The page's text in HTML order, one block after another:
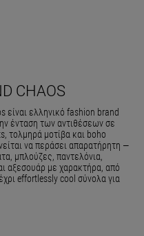
CHAOS
είναι ελληνικό fashion brand
ένταση των αντιθέσεων σε
τολμηρά μοτίβα και boho
να περάσει απαρατήρητη —
μπλούζες, παντελόνια,
αξεσουάρ με χαρακτήρα, από
effortlessly cool σύνολα για